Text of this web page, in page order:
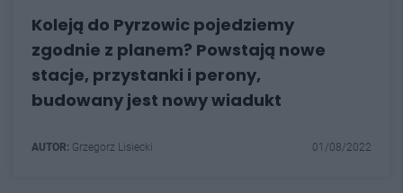
Koleją do Pyrzowic pojedziemy
zgodnie z planem? Powstają nowe
stacje, przystanki i perony,
budowany jest nowy wiadukt
AUTOR: Grzegorz Lisiecki 01/08/2022